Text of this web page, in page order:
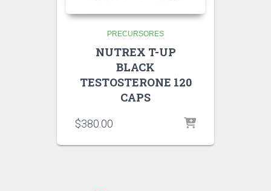
PRECURSORES
NUTREX T-UP
BLACK
TESTOSTERONE 120
CAPS
$380.00